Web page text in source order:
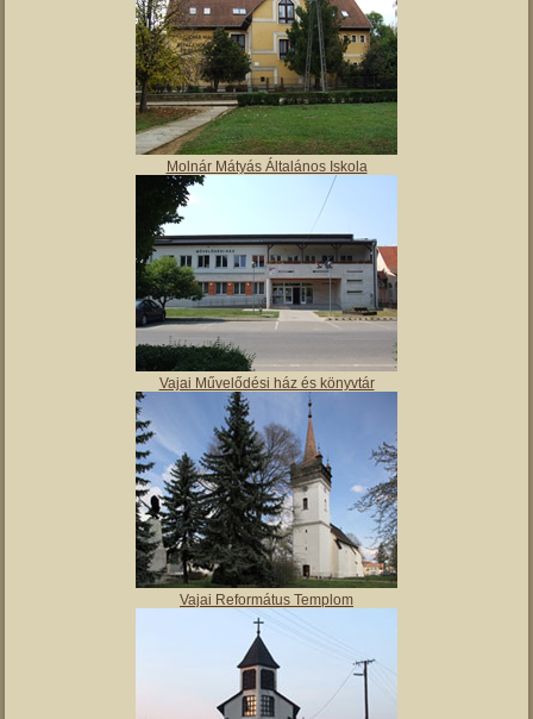
Molnár Mátyás Általános Iskola
Vajai Művelődési ház és könyvtár
Vajai Református Templom